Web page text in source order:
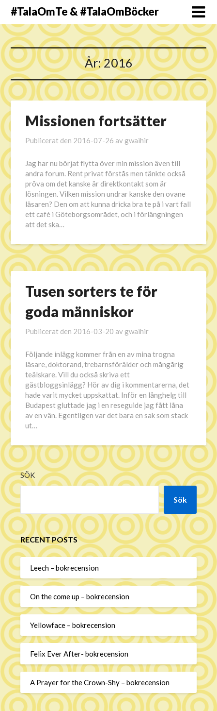
#TalaOmTe & #TalaOmBöcker
År:2016
Missionen fortsätter
Publicerat den 2016-07-26 av gwaihir
Jag har nu börjat flytta över min mission även till
andra forum. Rent privat förstås men tänkte också
pröva om det kanske är direktkontakt som är
lösningen. Vilken mission undrar kanske den ovane
läsaren? Den om att kunna dricka bra te på i vart fall
ett café i Göteborgsområdet, och i förlängningen
att det ska…
Tusen sorters te för
goda människor
Publicerat den 2016-03-20 av gwaihir
Följande inlägg kommer från en av mina trogna
läsare, doktorand, trebarnsförälder och mångårig
teälskare. Vill du också skriva ett
gästbloggsinlägg? Hör av dig i kommentarerna, det
hade varit mycket uppskattat. Inför en långhelg till
Budapest gluttade jag i en reseguide jag fått låna
av en vän. Egentligen var det bara en sak som stack
ut…
SÖK
Sök
RECENT POSTS
Leech – bokrecension
On the come up – bokrecension
Yellowface – bokrecension
Felix Ever After- bokrecension
A Prayer for the Crown-Shy – bokrecension